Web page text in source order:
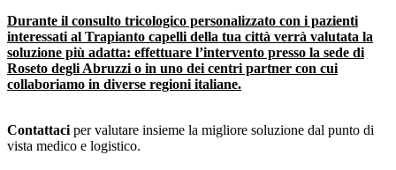
Durante il consulto tricologico personalizzato con i pazienti
interessati al Trapianto capelli della tua città verrà valutata la
soluzione più adatta: effettuare l’intervento presso la sede di
Roseto degli Abruzzi o in uno dei centri partner con cui
collaboriamo in diverse regioni italiane.
Contattaci per valutare insieme la migliore soluzione dal punto di
vista medico e logistico.